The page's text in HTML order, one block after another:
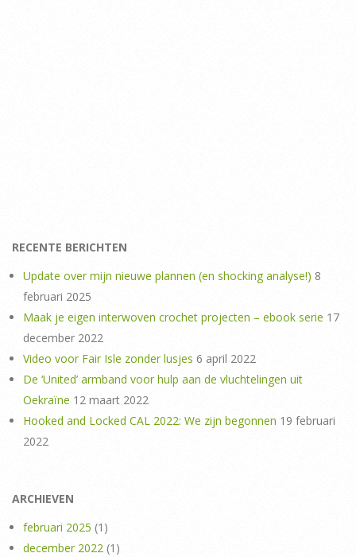
RECENTE BERICHTEN
Update over mijn nieuwe plannen (en shocking analyse!) 8
februari 2025
Maak je eigen interwoven crochet projecten – ebook serie 17
december 2022
Video voor Fair Isle zonder lusjes 6 april 2022
De ‘United’ armband voor hulp aan de vluchtelingen uit
Oekraïne 12 maart 2022
Hooked and Locked CAL 2022: We zijn begonnen 19 februari
2022
ARCHIEVEN
februari 2025 (1)
december 2022 (1)